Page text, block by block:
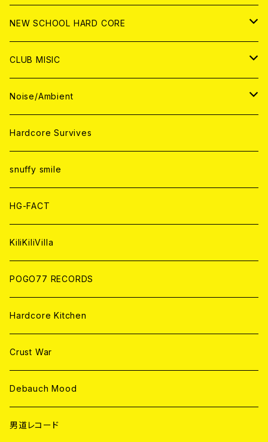
CD
ANALOG
CD
ANALOG
CD
ANALOG
WORLD
CD
ANALOG
JAPAN
CD
ANALOG
WORLD
CD
ANALOG
NEW SCHOOL HARD CORE
JAPAN
CD
ANALOG
WORLD
CD
ANALOG
CLUB MISIC
JAPAN
CD
ANALOG
WORLD
CD
ANALOG
Noise/Ambient
JAPAN
CD
ANALOG
WORLD
CD
ANALOG
Hardcore Survives
snuffy smile
HG-FACT
KiliKiliVilla
POGO77 RECORDS
Hardcore Kitchen
Crust War
Debauch Mood
男道レコード